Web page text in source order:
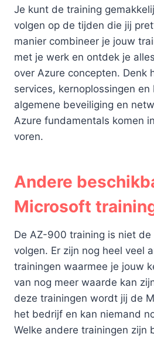
Je kunt de training
volgen op de tijden die jij
manier combineer je jouw
met je werk en ontdek je
over Azure concepten. Denk
services, kernoplossingen
algemene beveiliging en
Azure fundamentals komen
voren.
Andere
Microsoft
De AZ-900 training is niet
volgen. Er zijn nog heel veel
trainingen waarmee je jouw
van nog meer waarde kan
deze trainingen wordt jij de
het bedrijf en kan niemand
Welke andere trainingen zijn